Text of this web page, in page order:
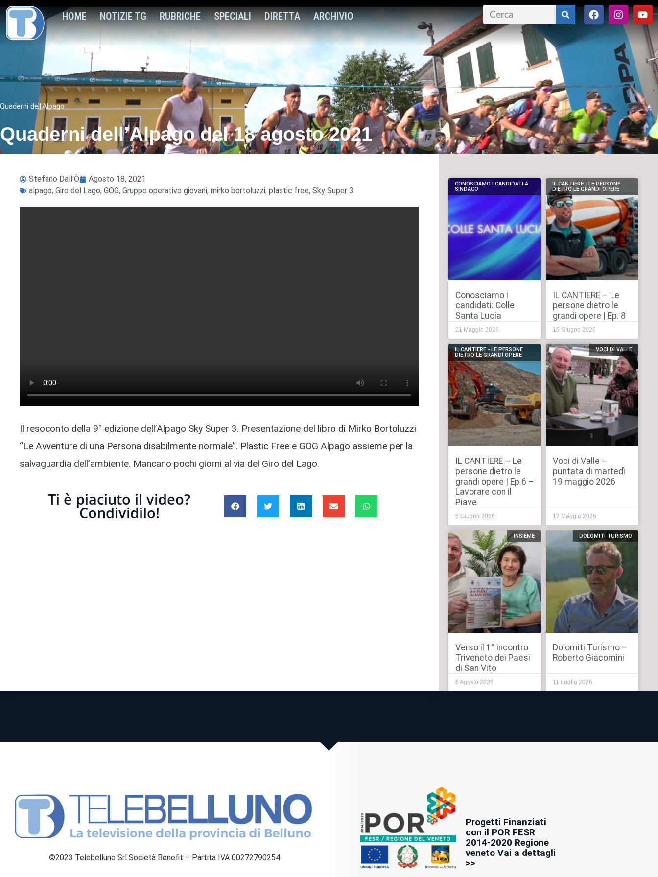
HOME NOTIZIE TG RUBRICHE SPECIALI DIRETTA ARCHIVIO
Quaderni dell'Alpago
Quaderni dell’Alpago del 18 agosto 2021
Stefano Dall'Ò
Agosto 18, 2021
alpago, Giro del Lago, GOG, Gruppo operativo giovani, mirko bortoluzzi, plastic free, Sky Super 3
Il resoconto della 9° edizione dell’Alpago Sky Super 3. Presentazione del libro di Mirko Bortoluzzi
“Le Avventure di una Persona disabilmente normale”. Plastic Free e GOG Alpago assieme per la
salvaguardia dell’ambiente. Mancano pochi giorni al via del Giro del Lago.
Ti è piaciuto il video?
Condividilo!
CONOSCIAMO I CANDIDATI A
SINDACO
Conosciamo i
candidati: Colle
Santa Lucia
21 Maggio 2026
IL CANTIERE - LE PERSONE
DIETRO LE GRANDI OPERE
IL CANTIERE – Le
persone dietro le
grandi opere | Ep. 8
15 Giugno 2026
IL CANTIERE - LE PERSONE
DIETRO LE GRANDI OPERE
IL CANTIERE – Le
persone dietro le
grandi opere | Ep.6 –
Lavorare con il
Piave
5 Giugno 2026
VOCI DI VALLE
Voci di Valle –
puntata di martedì
19 maggio 2026
12 Maggio 2026
INSIEME
Verso il 1° incontro
Triveneto dei Paesi
di San Vito
6 Agosto 2026
DOLOMITI TURISMO
Dolomiti Turismo –
Roberto Giacomini
11 Luglio 2026
©2023 Telebelluno Srl Società Benefit – Partita IVA 00272790254
Progetti Finanziati
con il POR FESR
2014-2020 Regione
veneto Vai a dettagli
>>